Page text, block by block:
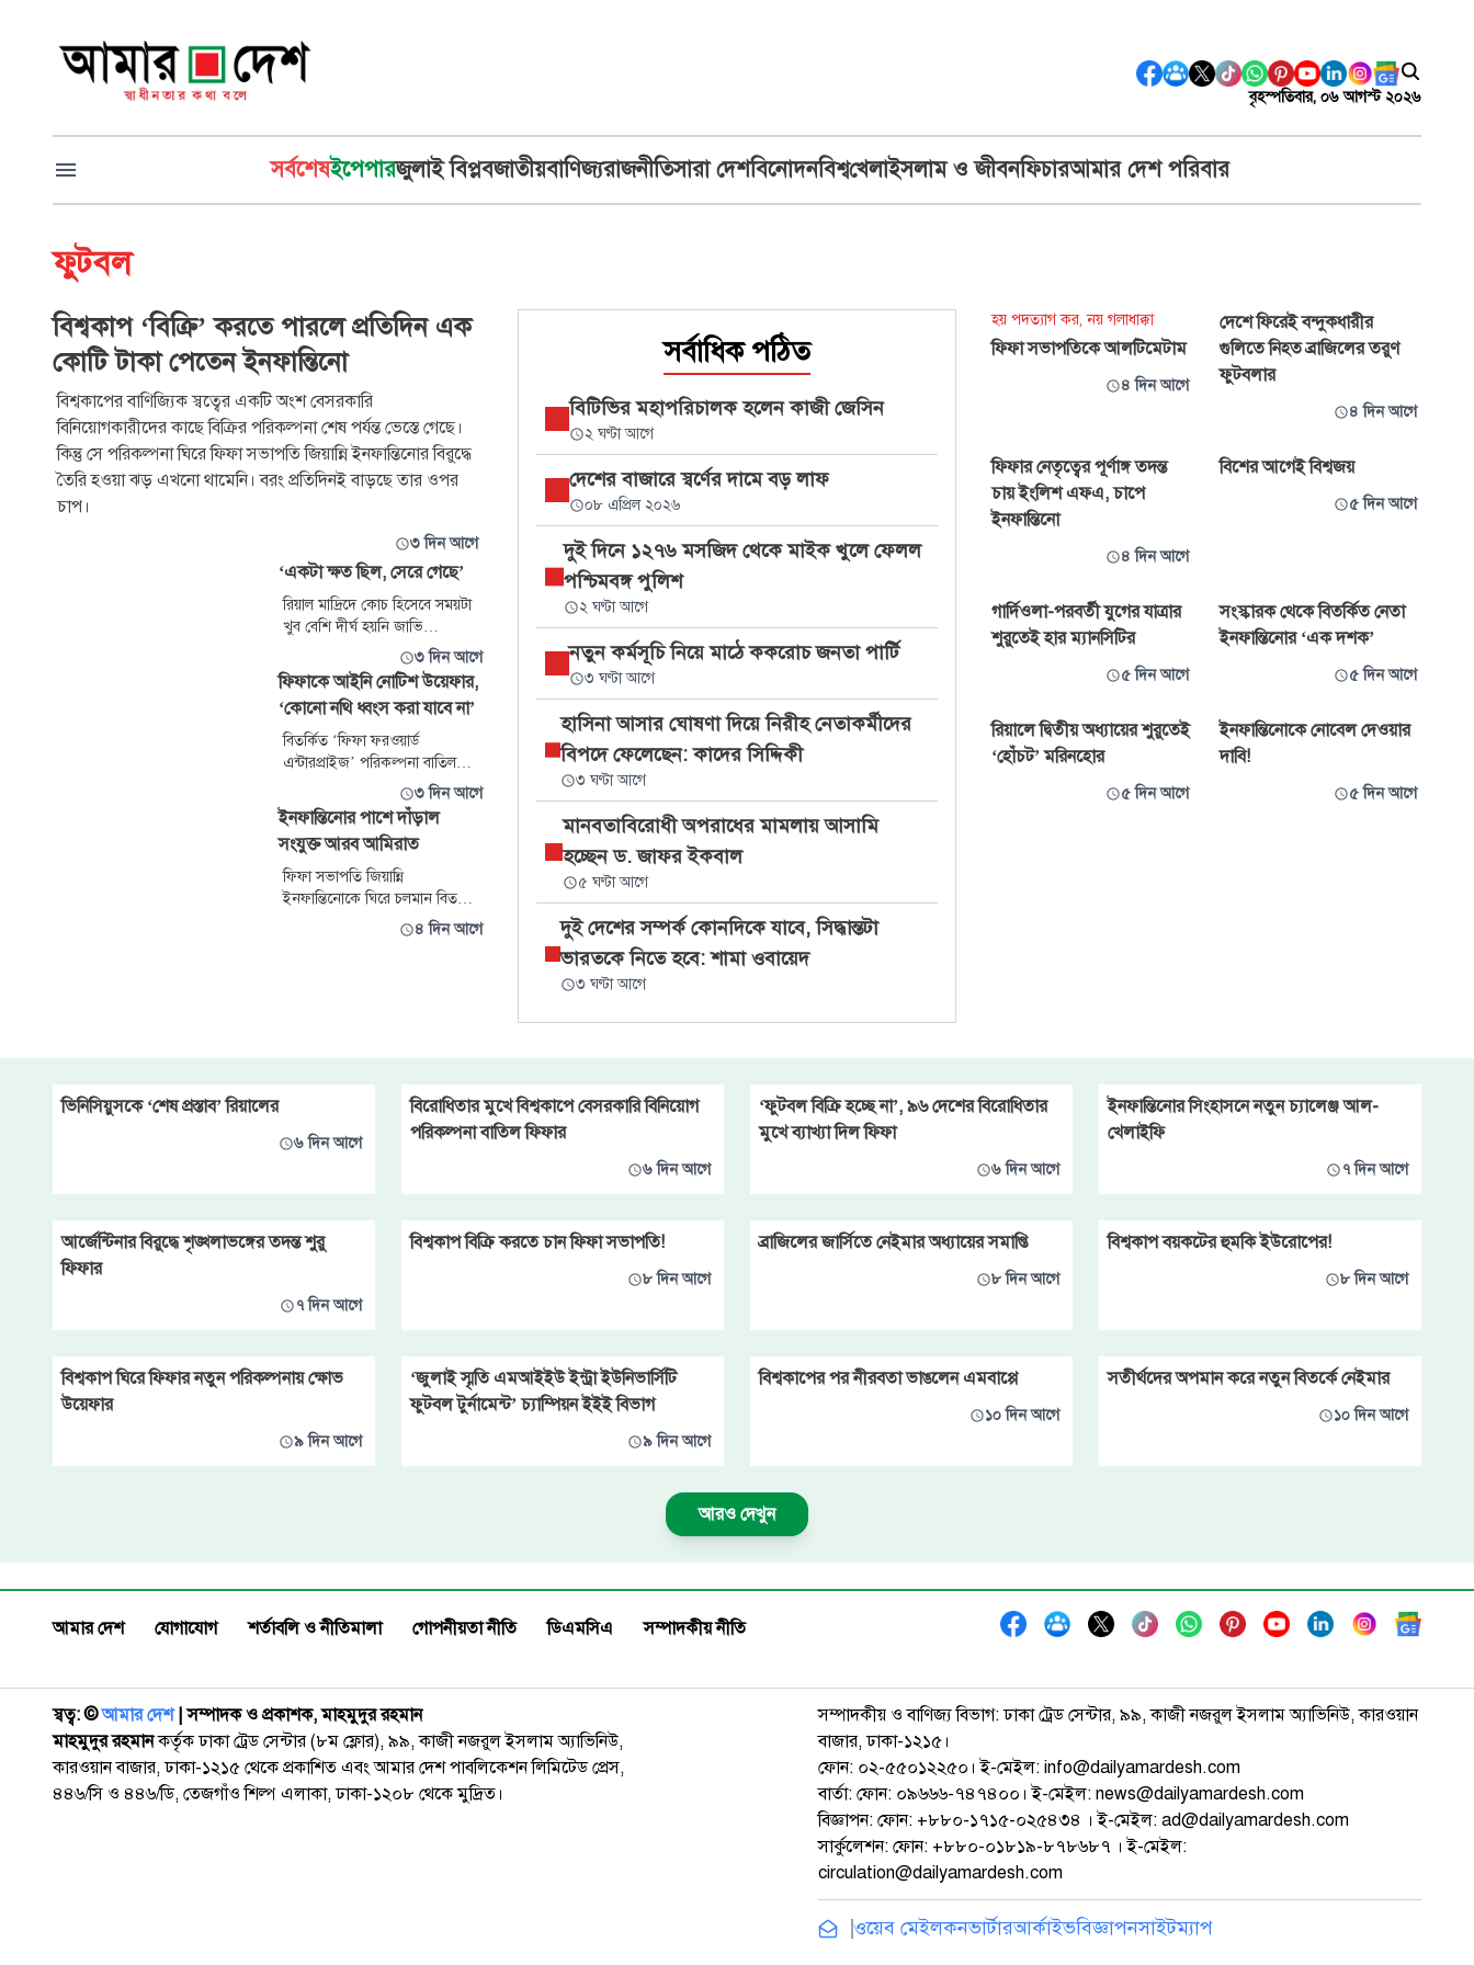
বৃহস্পতিবার, ০৬ আগস্ট ২০২৬
সর্বশেষইপেপারজুলাই বিপ্লবজাতীয়বাণিজ্যরাজনীতিসারা দেশবিনোদনবিশ্বখেলাইসলাম ও জীবনফিচারআমার দেশ পরিবার
ফুটবল
বিশ্বকাপ ‘বিক্রি’ করতে পারলে প্রতিদিন এক
কোটি টাকা পেতেন ইনফান্তিনো
বিশ্বকাপের বাণিজ্যিক স্বত্বের একটি অংশ বেসরকারি
বিনিয়োগকারীদের কাছে বিক্রির পরিকল্পনা শেষ পর্যন্ত ভেস্তে গেছে।
কিন্তু সে পরিকল্পনা ঘিরে ফিফা সভাপতি জিয়ান্নি ইনফান্তিনোর বিরুদ্ধে
তৈরি হওয়া ঝড় এখনো থামেনি। বরং প্রতিদিনই বাড়ছে তার ওপর
চাপ।
৩ দিন আগে
‘একটা ক্ষত ছিল, সেরে গেছে’
রিয়াল মাদ্রিদে কোচ হিসেবে সময়টা
খুব বেশি দীর্ঘ হয়নি জাভি
আলোনসোর। প্রত্যাশার ভার নিয়ে
দায়িত্ব নিলেও মাত্র সাত মাসের কিছু
বেশি সময়ের মধ্যেই বিদায় নিতে
হয়েছিল রিয়ালের সাবেক এই
খেলোয়াড়কে। তবে সে ব্যর্থতা এখন
আর তাকে তাড়িয়ে বেড়ায় না।
৩ দিন আগে
ফিফাকে আইনি নোটিশ উয়েফার,
‘কোনো নথি ধ্বংস করা যাবে না’
বিতর্কিত ‘ফিফা ফরওয়ার্ড
এন্টারপ্রাইজ’ পরিকল্পনা বাতিল
করলেও বিষয়টি নিয়ে চাপ কমাচ্ছে
না উয়েফা। এবার ফিফা সভাপতি
জিয়ান্নি ইনফান্তিনোকে কড়া আইনি
নোটিশ পাঠিয়ে সংস্থাটি সতর্ক
করেছে; পরিকল্পনাসংক্রান্ত কোনো
নথি, ই-মেইল বা ডিজিটাল তথ্য যেন
কোনোভাবেই ধ্বংস, মুছে ফেলা বা
৩ দিন আগে
ইনফান্তিনোর পাশে দাঁড়াল
সংযুক্ত আরব আমিরাত
ফিফা সভাপতি জিয়ান্নি
ইনফান্তিনোকে ঘিরে চলমান বিতর্কের
মধ্যেই তার প্রতি পূর্ণ সমর্থন
জানিয়েছে সংযুক্ত আরব আমিরাত
৪ দিন আগে
সর্বাধিক পঠিত
বিটিভির মহাপরিচালক হলেন কাজী জেসিন
২ ঘণ্টা আগে
দেশের বাজারে স্বর্ণের দামে বড় লাফ
০৮ এপ্রিল ২০২৬
দুই দিনে ১২৭৬ মসজিদ থেকে মাইক খুলে ফেলল
পশ্চিমবঙ্গ পুলিশ
২ ঘণ্টা আগে
নতুন কর্মসূচি নিয়ে মাঠে ককরোচ জনতা পার্টি
৩ ঘণ্টা আগে
হাসিনা আসার ঘোষণা দিয়ে নিরীহ নেতাকর্মীদের
বিপদে ফেলেছেন: কাদের সিদ্দিকী
৩ ঘণ্টা আগে
মানবতাবিরোধী অপরাধের মামলায় আসামি
হচ্ছেন ড. জাফর ইকবাল
৫ ঘণ্টা আগে
দুই দেশের সম্পর্ক কোনদিকে যাবে, সিদ্ধান্তটা
ভারতকে নিতে হবে: শামা ওবায়েদ
৩ ঘণ্টা আগে
হয় পদত্যাগ কর, নয় গলাধাক্কা
ফিফা সভাপতিকে আলটিমেটাম
৪ দিন আগে
দেশে ফিরেই বন্দুকধারীর
গুলিতে নিহত ব্রাজিলের তরুণ
ফুটবলার
৪ দিন আগে
ফিফার নেতৃত্বের পূর্ণাঙ্গ তদন্ত
চায় ইংলিশ এফএ, চাপে
ইনফান্তিনো
৪ দিন আগে
বিশের আগেই বিশ্বজয়
৫ দিন আগে
গার্দিওলা-পরবর্তী যুগের যাত্রার
শুরুতেই হার ম্যানসিটির
৫ দিন আগে
সংস্কারক থেকে বিতর্কিত নেতা
ইনফান্তিনোর ‘এক দশক’
৫ দিন আগে
রিয়ালে দ্বিতীয় অধ্যায়ের শুরুতেই
‘হোঁচট’ মরিনহোর
৫ দিন আগে
ইনফান্তিনোকে নোবেল দেওয়ার
দাবি!
৫ দিন আগে
ভিনিসিয়ুসকে ‘শেষ প্রস্তাব’ রিয়ালের
৬ দিন আগে
বিরোধিতার মুখে বিশ্বকাপে বেসরকারি বিনিয়োগ
পরিকল্পনা বাতিল ফিফার
৬ দিন আগে
‘ফুটবল বিক্রি হচ্ছে না’, ৯৬ দেশের বিরোধিতার
মুখে ব্যাখ্যা দিল ফিফা
৬ দিন আগে
ইনফান্তিনোর সিংহাসনে নতুন চ্যালেঞ্জ আল-
খেলাইফি
৭ দিন আগে
আর্জেন্টিনার বিরুদ্ধে শৃঙ্খলাভঙ্গের তদন্ত শুরু
ফিফার
৭ দিন আগে
বিশ্বকাপ বিক্রি করতে চান ফিফা সভাপতি!
৮ দিন আগে
ব্রাজিলের জার্সিতে নেইমার অধ্যায়ের সমাপ্তি
৮ দিন আগে
বিশ্বকাপ বয়কটের হুমকি ইউরোপের!
৮ দিন আগে
বিশ্বকাপ ঘিরে ফিফার নতুন পরিকল্পনায় ক্ষোভ
উয়েফার
৯ দিন আগে
‘জুলাই স্মৃতি এমআইইউ ইন্ট্রা ইউনিভার্সিটি
ফুটবল টুর্নামেন্ট’ চ্যাম্পিয়ন ইইই বিভাগ
৯ দিন আগে
বিশ্বকাপের পর নীরবতা ভাঙলেন এমবাপ্পে
১০ দিন আগে
সতীর্থদের অপমান করে নতুন বিতর্কে নেইমার
১০ দিন আগে
আরও দেখুন
আমার দেশ যোগাযোগ শর্তাবলি ও নীতিমালা গোপনীয়তা নীতি ডিএমসিএ সম্পাদকীয় নীতি
স্বত্ব: ©️আমার দেশ| সম্পাদক ও প্রকাশক, মাহমুদুর রহমান
মাহমুদুর রহমানকর্তৃক ঢাকা ট্রেড সেন্টার (৮ম ফ্লোর), ৯৯, কাজী নজরুল ইসলাম অ্যাভিনিউ,
কারওয়ান বাজার, ঢাকা-১২১৫ থেকে প্রকাশিত এবং আমার দেশ পাবলিকেশন লিমিটেড প্রেস,
৪৪৬/সি ও ৪৪৬/ডি, তেজগাঁও শিল্প এলাকা, ঢাকা-১২০৮ থেকে মুদ্রিত।
সম্পাদকীয় ও বাণিজ্য বিভাগ: ঢাকা ট্রেড সেন্টার, ৯৯, কাজী নজরুল ইসলাম অ্যাভিনিউ, কারওয়ান
বাজার, ঢাকা-১২১৫।
ফোন: ০২-৫৫০১২২৫০। ই-মেইল: info@dailyamardesh.com
বার্তা: ফোন: ০৯৬৬৬-৭৪৭৪০০। ই-মেইল: news@dailyamardesh.com
বিজ্ঞাপন: ফোন: +৮৮০-১৭১৫-০২৫৪৩৪ । ই-মেইল: ad@dailyamardesh.com
সার্কুলেশন: ফোন: +৮৮০-০১৮১৯-৮৭৮৬৮৭ । ই-মেইল:
circulation@dailyamardesh.com
ওয়েব মেইলকনভার্টারআর্কাইভবিজ্ঞাপনসাইটম্যাপ